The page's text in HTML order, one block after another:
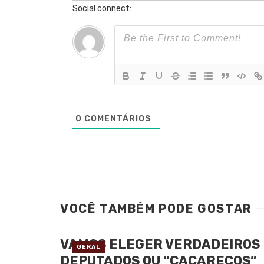
Social connect:
0 COMENTÁRIOS
VOCÊ TAMBÉM PODE GOSTAR
VAMOS ELEGER VERDADEIROS
DEPUTADOS OU “CACARECOS”
GERAL